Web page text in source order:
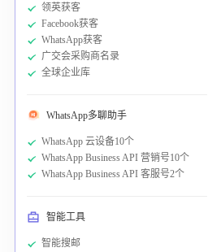
领英获客
Facebook获客
WhatsApp获客
广交会采购商名录
全球企业库
WhatsApp多聊助手
WhatsApp 云设备10个
WhatsApp Business API 营销号10个
WhatsApp Business API 客服号2个
智能工具
智能搜邮